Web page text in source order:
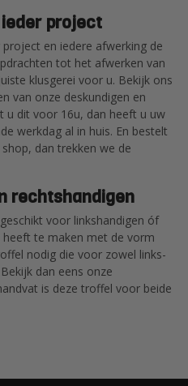
project
en iedere afwerking de
tot het afwerken van
klusgerei voor u. Bekijk ons
van onze deskundigen en
u dit voor 16u, dan heeft u uw
werkdag al in huis. En bestelt
dan trekken we de
rechtshandigen
voor linkshandigen óf
te maken met de vorm
nodig die voor zowel links-
dan eens onze
is deze troffel voor beide